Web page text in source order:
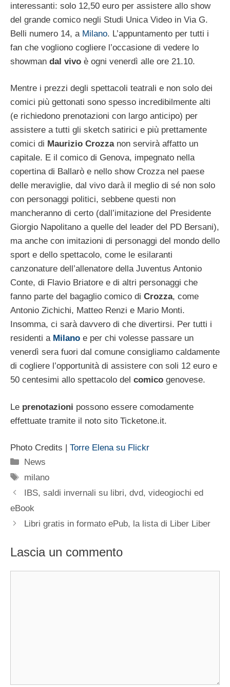
interessanti: solo 12,50 euro per assistere allo show
del grande comico negli Studi Unica Video in Via G.
Belli numero 14, a Milano. L’appuntamento per tutti i
fan che vogliono cogliere l’occasione di vedere lo
showman dal vivo è ogni venerdì alle ore 21.10.
Mentre i prezzi degli spettacoli teatrali e non solo dei
comici più gettonati sono spesso incredibilmente alti
(e richiedono prenotazioni con largo anticipo) per
assistere a tutti gli sketch satirici e più prettamente
comici di Maurizio Crozzanon servirà affatto un
capitale. E il comico di Genova, impegnato nella
copertina di Ballarò e nello show Crozza nel paese
delle meraviglie, dal vivo darà il meglio di sé non solo
con personaggi politici, sebbene questi non
mancheranno di certo (dall’imitazione del Presidente
Giorgio Napolitano a quelle del leader del PD Bersani),
ma anche con imitazioni di personaggi del mondo dello
sport e dello spettacolo, come le esilaranti
canzonature dell’allenatore della Juventus Antonio
Conte, di Flavio Briatore e di altri personaggi che
fanno parte del bagaglio comico di Crozza, come
Antonio Zichichi, Matteo Renzi e Mario Monti.
Insomma, ci sarà davvero di che divertirsi. Per tutti i
residenti a Milano e per chi volesse passare un
venerdì sera fuori dal comune consigliamo caldamente
di cogliere l’opportunità di assistere con soli 12 euro e
50 centesimi allo spettacolo del comico genovese.
Le prenotazioni possono essere comodamente
effettuate tramite il noto sito Ticketone.it.
Photo Credits | Torre Elena su Flickr
Categorie
News
Tag
milano
IBS, saldi invernali su libri, dvd, videogiochi ed
eBook
Libri gratis in formato ePub, la lista di Liber Liber
Lascia un commento